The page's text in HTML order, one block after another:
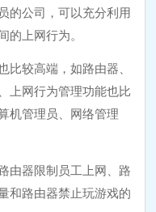
的公司，可以充分利用
上网行为。
较高端，如路由器、
上网行为管理功能也比
机管理员、网络管理
由器限制员工上网、路
和路由器禁止玩游戏的